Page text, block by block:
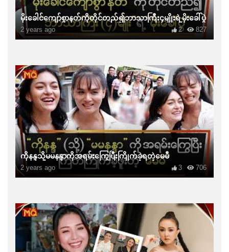
မိုးခေါင်ကျော်စွာနတ်ကိုတိုင်တည်၍ဘာသာကြီး၄မျိုးရဲ့မိုးခေါ်ပွဲ
2 years ago 827
2
ကိုနန္ဒသို့မမနန္ဒာကိုအရမ်းကြွေပြီးကြိုက်ခဲ့ရတဲ့မေမီ
2 years ago 706
3